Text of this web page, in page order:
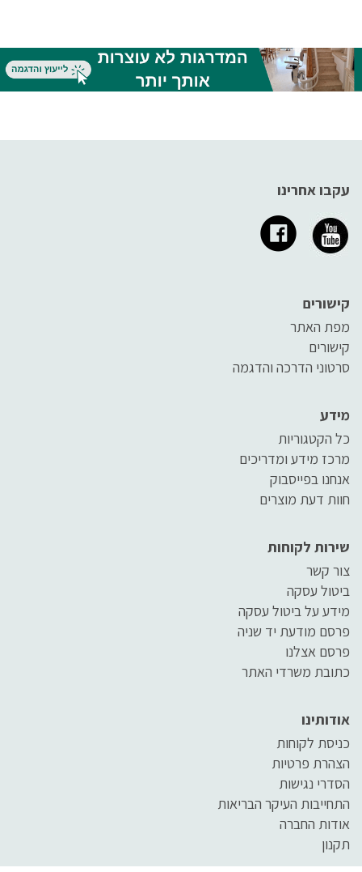
עקבו אחרינו
קישורים
מפת האתר
קישורים
סרטוני הדרכה והדגמה
מידע
כל הקטגוריות
מרכז מידע ומדריכים
אנחנו בפייסבוק
חוות דעת מוצרים
שירות לקוחות
צור קשר
ביטול עסקה
מידע על ביטול עסקה
פרסם מודעת יד שניה
פרסם אצלנו
כתובת משרדי האתר
אודותינו
כניסת לקוחות
הצהרת פרטיות
הסדרי נגישות
התחייבות העיקר הבריאות
אודות החברה
תקנון